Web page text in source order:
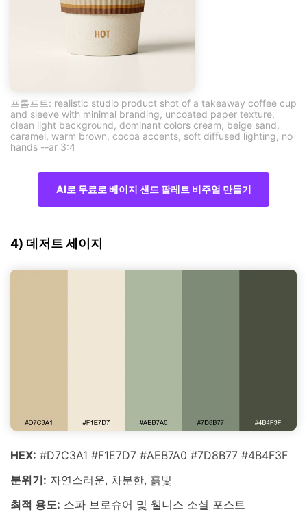
프롬프트: realistic studio product shot of a takeaway coffee cup
and sleeve with minimal branding, uncoated paper texture,
clean light background, dominant colors cream, beige sand,
caramel, warm brown, cocoa accents, soft diffused lighting, no
hands --ar 3:4
AI로 무료로 베이지 샌드 팔레트 비주얼 만들기
4) 데저트 세이지
HEX: #D7C3A1 #F1E7D7 #AEB7A0 #7D8B77 #4B4F3F
분위기: 자연스러운, 차분한, 흙빛
최적 용도: 스파 브로슈어 및 웰니스 소셜 포스트